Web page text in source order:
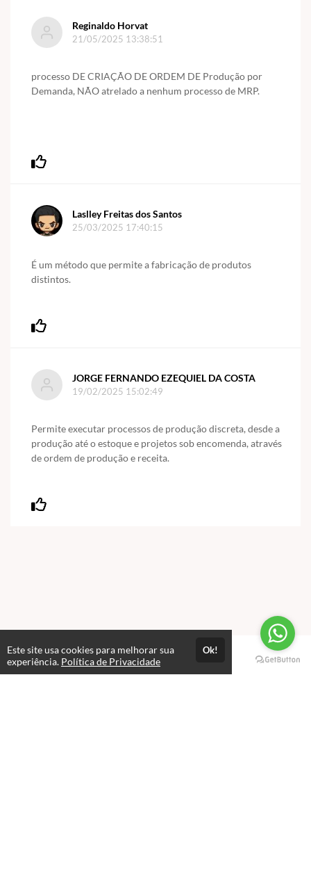
Reginaldo Horvat
21/05/2025 13:38:51
processo DE CRIAÇÃO DE ORDEM DE Produção por
Demanda, NÃO atrelado a nenhum processo de MRP.
Laslley Freitas dos Santos
25/03/2025 17:40:15
É um método que permite a fabricação de produtos
distintos.
JORGE FERNANDO EZEQUIEL DA COSTA
19/02/2025 15:02:49
Permite executar processos de produção discreta, desde a
produção até o estoque e projetos sob encomenda, através
de ordem de produção e receita.
Páginas
Este site usa cookies para melhorar sua
experiência. Política de Privacidade
Ok!